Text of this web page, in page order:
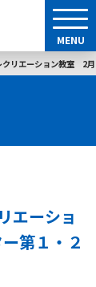
MENU
クリエーション教室 2
エーショ
第１・２